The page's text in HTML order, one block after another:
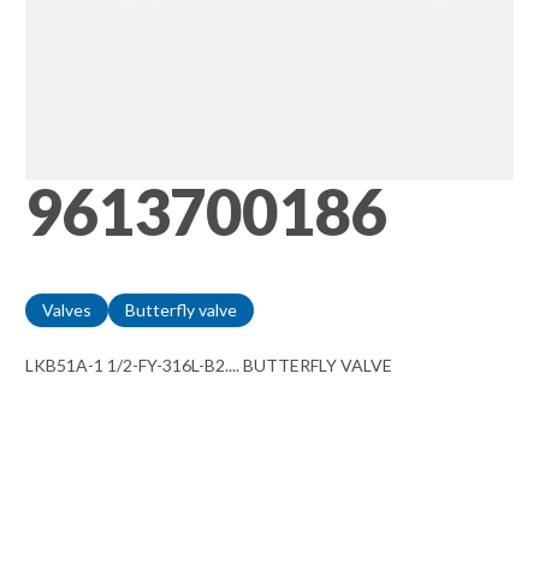
9613700186
Valves Butterfly valve
LKB51A-1 1/2-FY-316L-B2.... BUTTERFLY VALVE